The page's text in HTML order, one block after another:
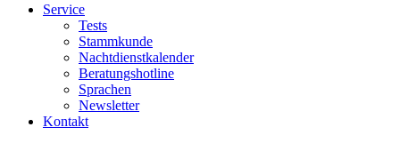
Service
Tests
Stammkunde
Nachtdienstkalender
Beratungshotline
Sprachen
Newsletter
Kontakt